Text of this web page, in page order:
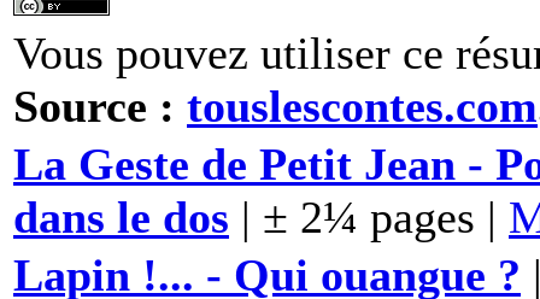
Vous pouvez utiliser ce
Source : touslescontes.com
La Geste de Petit Jean -
dans le dos | ± 2¼ pages |
Lapin !... - Qui ouangue ?